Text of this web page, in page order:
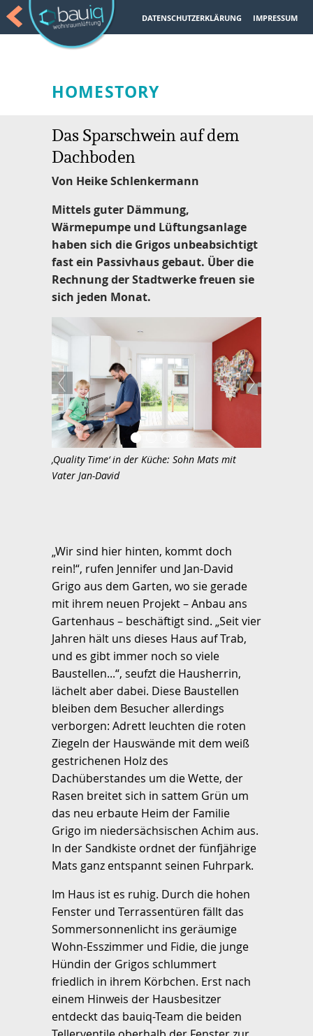
DATENSCHUTZERKLÄRUNG IMPRESSUM
HOMESTORY
Das Sparschwein auf dem
Dachboden
Von Heike Schlenkermann
Mittels guter Dämmung,
Wärmepumpe und Lüftungsanlage
haben sich die Grigos unbeabsichtigt
fast ein Passivhaus gebaut. Über die
Rechnung der Stadtwerke freuen sie
sich jeden Monat.
‚Quality Time‘ in der Küche: Sohn Mats mit
Vater Jan-David
„Wir sind hier hinten, kommt doch
rein!“, rufen Jennifer und Jan-David
Grigo aus dem Garten, wo sie gerade
mit ihrem neuen Projekt – Anbau ans
Gartenhaus – beschäftigt sind. „Seit vier
Jahren hält uns dieses Haus auf Trab,
und es gibt immer noch so viele
Baustellen...“, seufzt die Hausherrin,
lächelt aber dabei. Diese Baustellen
bleiben dem Besucher allerdings
verborgen: Adrett leuchten die roten
Ziegeln der Hauswände mit dem weiß
gestrichenen Holz des
Dachüberstandes um die Wette, der
Rasen breitet sich in sattem Grün um
das neu erbaute Heim der Familie
Grigo im niedersächsischen Achim aus.
In der Sandkiste ordnet der fünfjährige
Mats ganz entspannt seinen Fuhrpark.
Im Haus ist es ruhig. Durch die hohen
Fenster und Terrassentüren fällt das
Sommersonnenlicht ins geräumige
Wohn-Esszimmer und Fidie, die junge
Hündin der Grigos schlummert
friedlich in ihrem Körbchen. Erst nach
einem Hinweis der Hausbesitzer
entdeckt das bauiq-Team die beiden